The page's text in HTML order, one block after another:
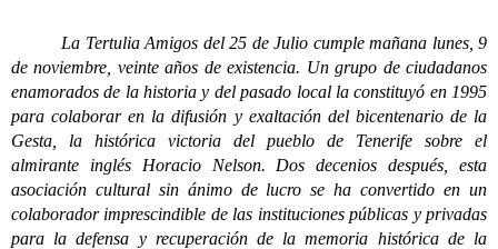
La Tertulia Amigos del 25 de Julio cumple mañana lunes, 9
de noviembre, veinte años de existencia. Un grupo de ciudadanos
enamorados de la historia y del pasado local la constituyó en 1995
para colaborar en la difusión y exaltación del bicentenario de la
Gesta, la histórica victoria del pueblo de Tenerife sobre el
almirante inglés Horacio Nelson. Dos decenios después, esta
asociación cultural sin ánimo de lucro se ha convertido en un
colaborador imprescindible de las instituciones públicas y privadas
para la defensa y recuperación de la memoria histórica de la